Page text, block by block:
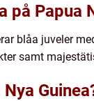
Papua
blåa juveler
samt